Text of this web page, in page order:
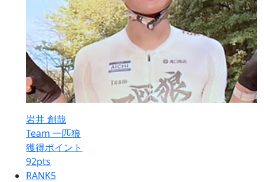
岩井 創哉
Team 一匹狼
獲得ポイント
92pts
RANK5